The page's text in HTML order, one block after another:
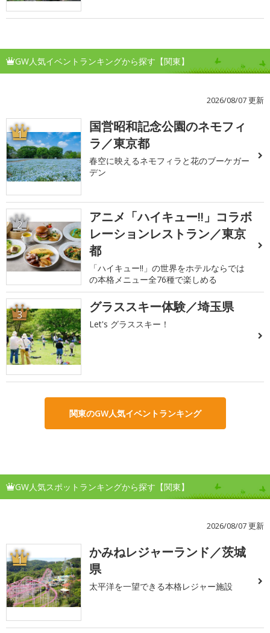
GW人気イベントランキングから探す【関東】
2026/08/07 更新
1
国営昭和記念公園のネモフィ
ラ／東京都
春空に映えるネモフィラと花のブーケガー
デン
2
アニメ「ハイキュー!!」コラボ
レーションレストラン／東京
都
「ハイキュー!!」の世界をホテルならでは
の本格メニュー全76種で楽しめる
3 グラススキー体験／埼玉県
Let's グラススキー！
関東のGW人気イベントランキング
GW人気スポットランキングから探す【関東】
2026/08/07 更新
1
かみねレジャーランド／茨城
県
太平洋を一望できる本格レジャー施設